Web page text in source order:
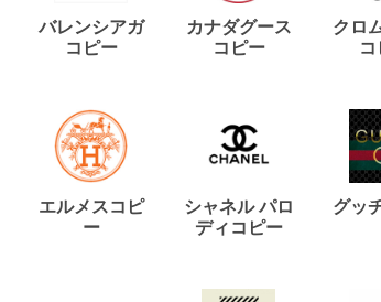
バレンシアガ
コピー
カナダグース
コピー
クロ
エルメスコピ
ー
シャネル パロ
ディコピー
グッ